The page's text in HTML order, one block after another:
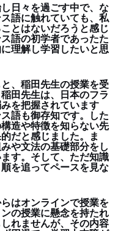
日々を過ごす中で、な
語に触れていても、私
とはないだろうと感じ
語の初学者であったた
理解し学習したいと思
、稲田先生の授業を受
田先生は、日本のフラ
を把握されています
語も御存知です。した
造や特徴を知らない先
だと感じました。ま
や文法の基礎部分をし
す。そして、ただ知識
を追ってペースを見な
はオンラインで授業を
の授業に懸念を持たれ
れませんが、その内容